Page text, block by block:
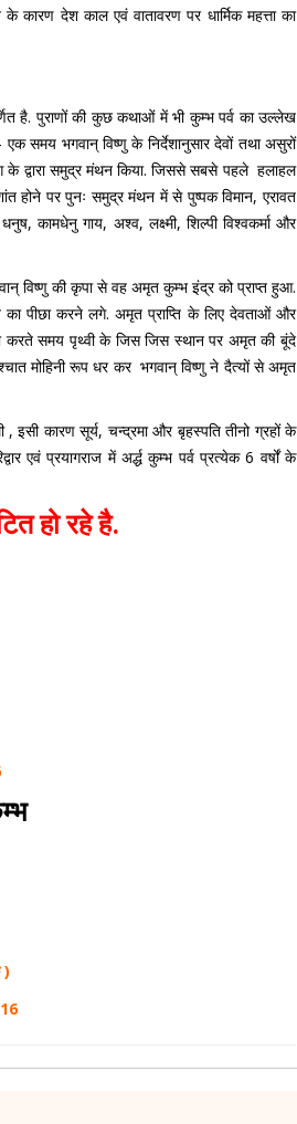
कारण देश काल एवं वातावरण पर धार्मिक महत्ता का
है. पुराणों की कुछ कथाओं में भी कुम्भ पर्व का उल्लेख
समय भगवान् विष्णु के निर्देशानुसार देवों तथा असुरों
के द्वारा समुद्र मंथन किया. जिससे सबसे पहले हलाहल
होने पर पुनः समुद्र मंथन में से पुष्पक विमान, एरावत
कामधेनु गाय, अश्व, लक्ष्मी, शिल्पी विश्वकर्मा और
विष्णु की कृपा से वह अमृत कुम्भ इंद्र को प्राप्त हुआ.
पीछा करने लगे. अमृत प्राप्ति के लिए देवताओं और
करते समय पृथ्वी के जिस जिस स्थान पर अमृत की बूंदे
मोहिनी रूप धर कर भगवान् विष्णु ने दैत्यों से अमृत
इसी कारण सूर्य, चन्द्रमा और बृहस्पति तीनो ग्रहों के
एवं प्रयागराज में अर्द्ध कुम्भ पर्व प्रत्येक 6 वर्षों के
हो रहे है.
)